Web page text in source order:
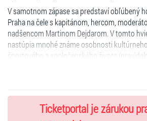
V samotnom zápase sa predstaví obľúbený
Praha na čele s kapitánom, hercom,
nadšencom Martinom Dejdarom. V tomto
nastúpia mnohé známe osobnosti
športového a spoločenského života
Dominik Hašek – svetoznámy hokejový
spevák, Pavel Nový - herec, Miloš Knor –
v akrobatických skokoch na lyžiach, Jaroslav
Team Olympia – synchronizované
Ticketportal je zárukou